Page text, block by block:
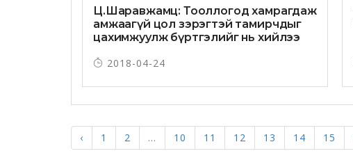
Ц.Шаравжамц: Тооллогод хамрагдаж
амжаагүй цол зэрэгтэй тамирчдыг
цахимжуулж бүртгэлийг нь хийлээ
2018-04-24
‹ 1 2 ... 10 11 12 13 14 15